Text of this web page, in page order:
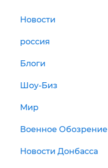
Новости
россия
Блоги
Шоу-Биз
Мир
Военное Обозрение
Новости Донбасса